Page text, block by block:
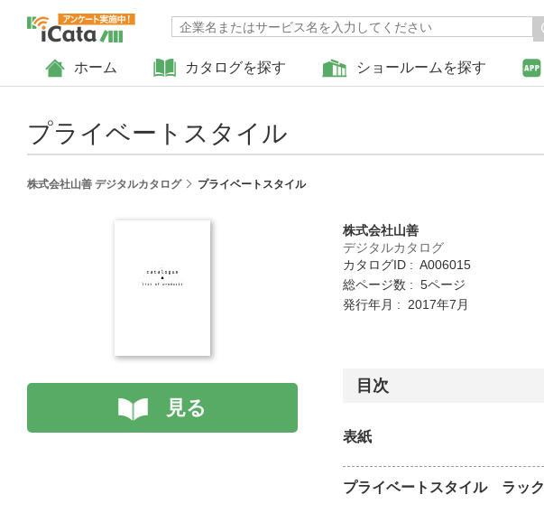
ホーム カタログを探す ショールームを探す
プライベートスタイル
株式会社山善 デジタルカタログ プライベートスタイル
見る
株式会社山善
デジタルカタログ
カタログID : A006015
総ページ数 : 5ページ
発行年月 : 2017年7月
目次
表紙
プライベートスタイル ラック